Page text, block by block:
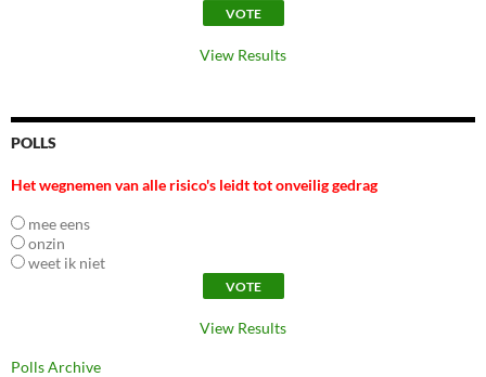
View Results
POLLS
Het wegnemen van alle risico's leidt tot onveilig gedrag
mee eens
onzin
weet ik niet
View Results
Polls Archive